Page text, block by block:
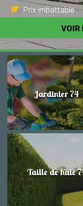
VOIR
Prix imbattable
Travail de qualité
Jardinier 74
Taille de haie